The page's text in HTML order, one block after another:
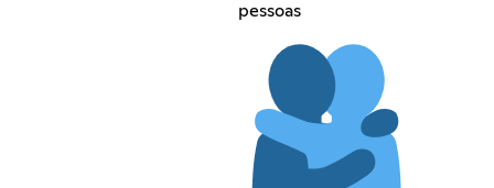
pessoas